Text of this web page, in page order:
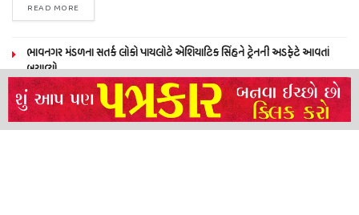
READ MORE
ભાવનગર મંડળના સતર્ક લોકો પાયલોટે એશિયાટિક સિંહને ટ્રેનની અડફેટે આવતાં
બચાવ્યો
NEERAJ TIWARI’S ACTION FRANCHISE ROLLS WITH TIGER SHROFF,
REMO D’SOUZA AND A POWER-PACKED ENSEMBLE
ધારી પત્રકાર સંઘ – અમરેલી બ્રોડગેજ કમેટી દ્વારા જીલ્લા કલેકટર ને આવેદનપત્ર